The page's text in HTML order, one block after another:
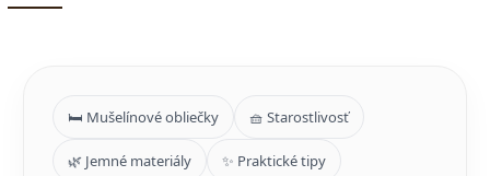
🛏️ Mušelínové obliečky 🧺 Starostlivosť
🌿 Jemné materiály ✨ Praktické tipy